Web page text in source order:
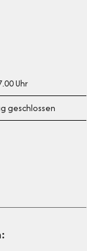
Uhr
geschlossen